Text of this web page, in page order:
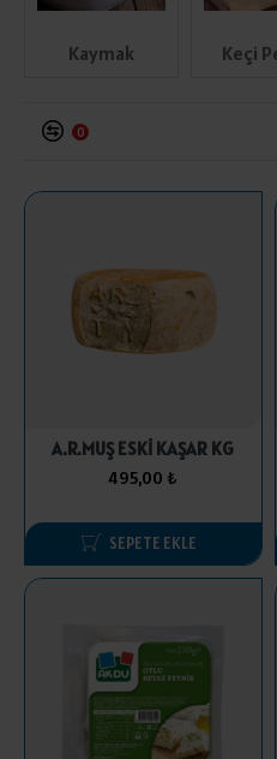
Koyun Peynir
0
A.R.MUŞ ESKİ KAŞAR KG
495,00 ₺
SEPETE EKLE